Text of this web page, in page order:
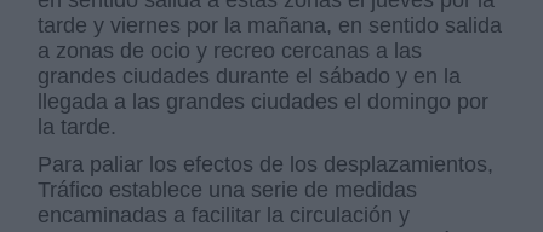
tarde y viernes por la mañana, en sentido salida
a zonas de ocio y recreo cercanas a las
grandes ciudades durante el sábado y en la
llegada a las grandes ciudades el domingo por
la tarde.
Para paliar los efectos de los desplazamientos,
Tráfico establece una serie de medidas
encaminadas a facilitar la circulación y